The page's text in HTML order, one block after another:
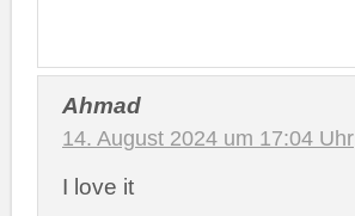
Ahmad
14. August 2024 um 17:04 Uhr
I love it